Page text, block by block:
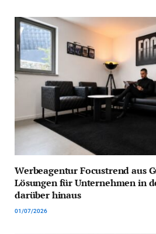
Werbeagentur Focustrend aus
Lösungen für Unternehmen in
darüber hinaus
01/07/2026